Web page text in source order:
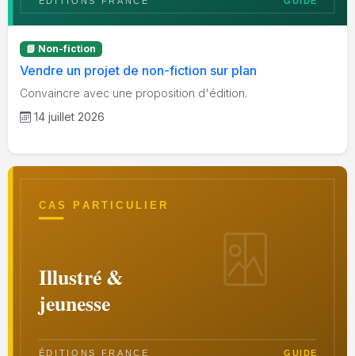
📗 Non-fiction
Vendre un projet de non-fiction sur plan
Convaincre avec une proposition d'édition.
14 juillet 2026